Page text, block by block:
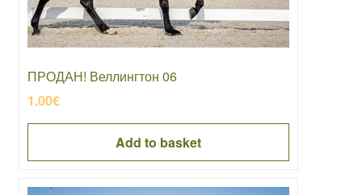
ПРОДАН! Веллингтон 06
1.00€
Add to basket